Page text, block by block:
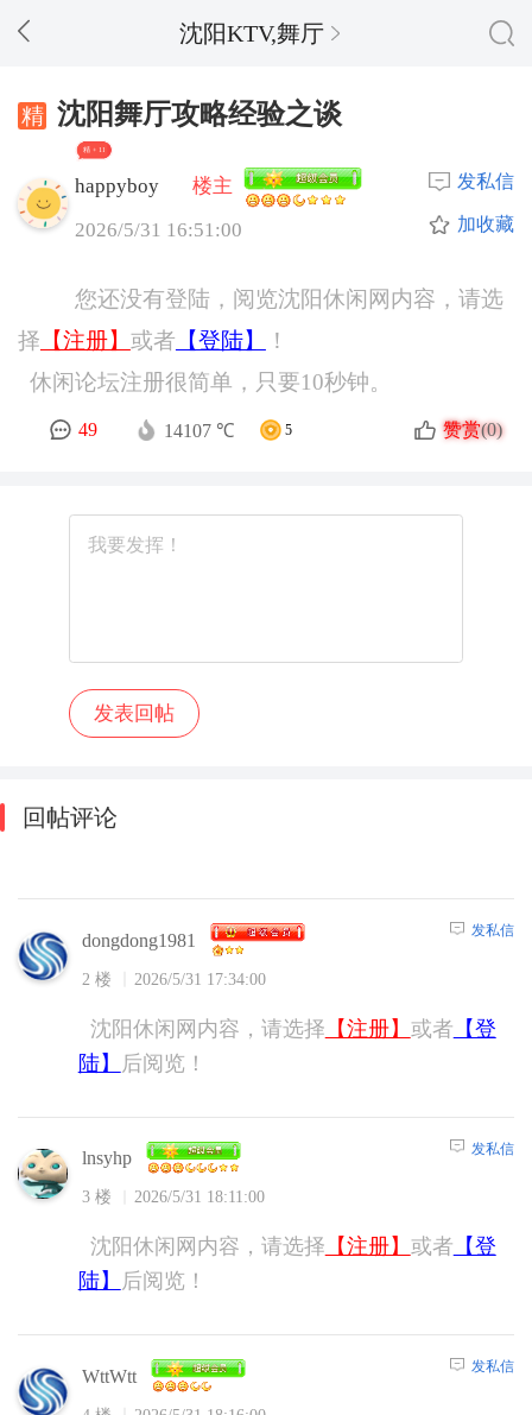
沈阳KTV,舞厅
沈阳舞厅攻略经验之谈
精 + 11
happyboy
楼主
2026/5/31 16:51:00
发私信
加收藏
您还没有登陆，阅览沈阳休闲网内容，请选
择 【注册】 或者 【登陆】
！
休闲论坛注册很简单，只要10秒钟。
49 14107 ℃ 5 赞赏(0)
回帖评论
dongdong1981
2 楼 2026/5/31 17:34:00
发私信
沈阳休闲网内容，请选择 【注册】 或者 【登
陆】
后阅览！
lnsyhp
3 楼 2026/5/31 18:11:00
发私信
沈阳休闲网内容，请选择 【注册】 或者 【登
陆】
后阅览！
WttWtt 发私信